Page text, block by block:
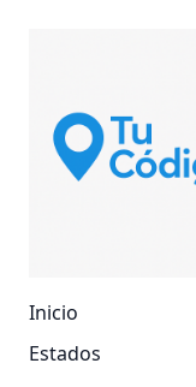
Inicio
Estados